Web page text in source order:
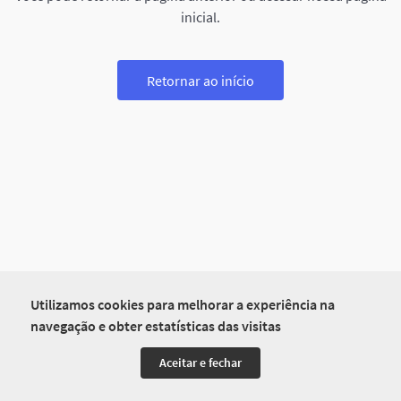
Utilizamos cookies para melhorar a experiência na
navegação e obter estatísticas das visitas
Aceitar e fechar
inicial.
Retornar ao início